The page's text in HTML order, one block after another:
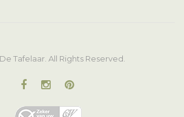
Tafelaar. All Rights Reserved.